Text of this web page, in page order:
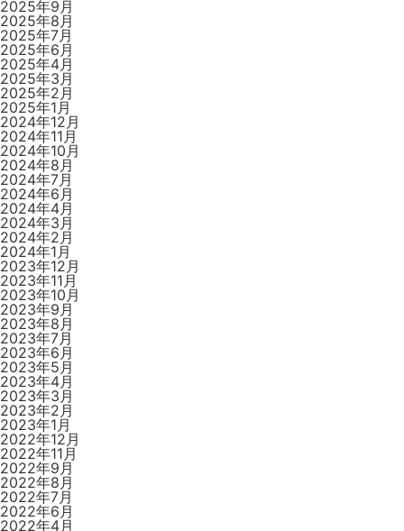
2025年9月
2025年8月
2025年7月
2025年6月
2025年4月
2025年3月
2025年2月
2025年1月
2024年12月
2024年11月
2024年10月
2024年8月
2024年7月
2024年6月
2024年4月
2024年3月
2024年2月
2024年1月
2023年12月
2023年11月
2023年10月
2023年9月
2023年8月
2023年7月
2023年6月
2023年5月
2023年4月
2023年3月
2023年2月
2023年1月
2022年12月
2022年11月
2022年9月
2022年8月
2022年7月
2022年6月
2022年4月